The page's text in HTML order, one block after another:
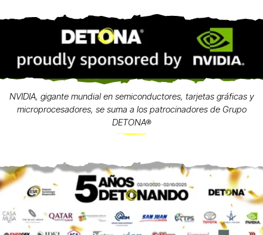
NVIDIA, gigante mundial en semiconductores, tarjetas gráficas y
microprocesadores, se suma a los patrocinadores de Grupo
DETONA®